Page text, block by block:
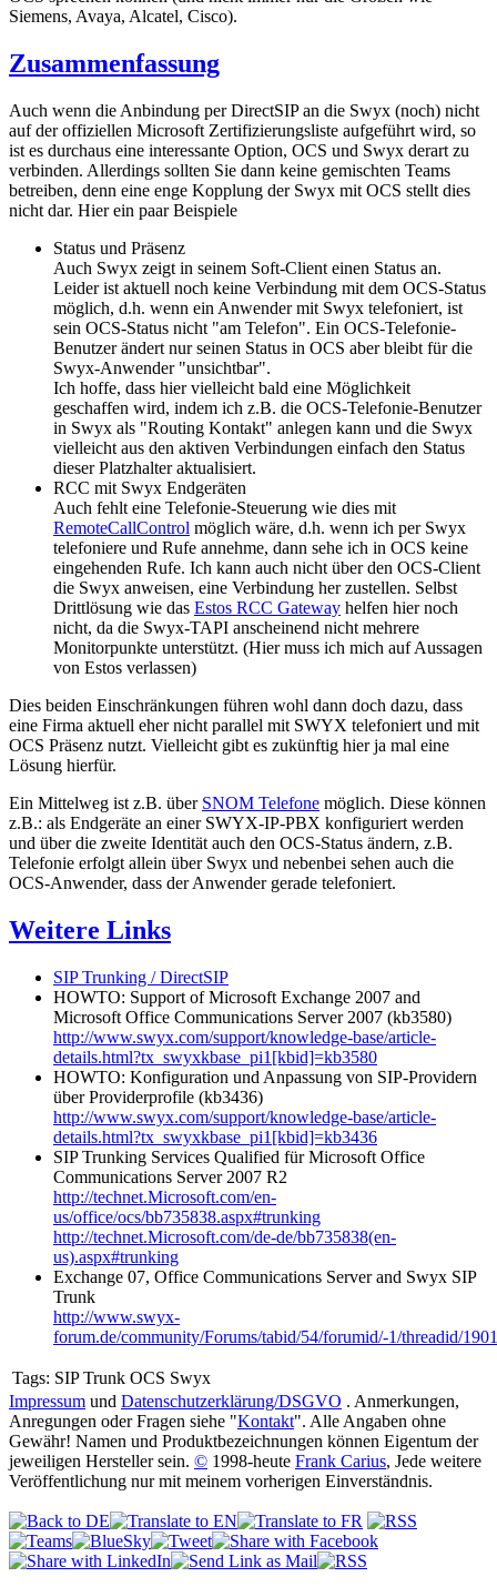
Siemens, Avaya, Alcatel, Cisco).
Zusammenfassung
Auch wenn die Anbindung per DirectSIP an die Swyx (noch) nicht
auf der offiziellen Microsoft Zertifizierungsliste aufgeführt wird, so
ist es durchaus eine interessante Option, OCS und Swyx derart zu
verbinden. Allerdings sollten Sie dann keine gemischten Teams
betreiben, denn eine enge Kopplung der Swyx mit OCS stellt dies
nicht dar. Hier ein paar Beispiele
Status und Präsenz
Auch Swyx zeigt in seinem Soft-Client einen Status an.
Leider ist aktuell noch keine Verbindung mit dem OCS-Status
möglich, d.h. wenn ein Anwender mit Swyx telefoniert, ist
sein OCS-Status nicht "am Telefon". Ein OCS-Telefonie-
Benutzer ändert nur seinen Status in OCS aber bleibt für die
Swyx-Anwender "unsichtbar".
Ich hoffe, dass hier vielleicht bald eine Möglichkeit
geschaffen wird, indem ich z.B. die OCS-Telefonie-Benutzer
in Swyx als "Routing Kontakt" anlegen kann und die Swyx
vielleicht aus den aktiven Verbindungen einfach den Status
dieser Platzhalter aktualisiert.
RCC mit Swyx Endgeräten
Auch fehlt eine Telefonie-Steuerung wie dies mit
RemoteCallControl möglich wäre, d.h. wenn ich per Swyx
telefoniere und Rufe annehme, dann sehe ich in OCS keine
eingehenden Rufe. Ich kann auch nicht über den OCS-Client
die Swyx anweisen, eine Verbindung her zustellen. Selbst
Drittlösung wie das Estos RCC Gateway helfen hier noch
nicht, da die Swyx-TAPI anscheinend nicht mehrere
Monitorpunkte unterstützt. (Hier muss ich mich auf Aussagen
von Estos verlassen)
Dies beiden Einschränkungen führen wohl dann doch dazu, dass
eine Firma aktuell eher nicht parallel mit SWYX telefoniert und mit
OCS Präsenz nutzt. Vielleicht gibt es zukünftig hier ja mal eine
Lösung hierfür.
Ein Mittelweg ist z.B. über SNOM Telefone möglich. Diese können
z.B.: als Endgeräte an einer SWYX-IP-PBX konfiguriert werden
und über die zweite Identität auch den OCS-Status ändern, z.B.
Telefonie erfolgt allein über Swyx und nebenbei sehen auch die
OCS-Anwender, dass der Anwender gerade telefoniert.
Weitere Links
SIP Trunking / DirectSIP
HOWTO: Support of Microsoft Exchange 2007 and
Microsoft Office Communications Server 2007 (kb3580)
http://www.swyx.com/support/knowledge-base/article-
details.html?tx_swyxkbase_pi1[kbid]=kb3580
HOWTO: Konfiguration und Anpassung von SIP-Providern
über Providerprofile (kb3436)
http://www.swyx.com/support/knowledge-base/article-
details.html?tx_swyxkbase_pi1[kbid]=kb3436
SIP Trunking Services Qualified für Microsoft Office
Communications Server 2007 R2
http://technet.Microsoft.com/en-
us/office/ocs/bb735838.aspx#trunking
http://technet.Microsoft.com/de-de/bb735838(en-
us).aspx#trunking
Exchange 07, Office Communications Server and Swyx SIP
Trunk
http://www.swyx-
forum.de/community/Forums/tabid/54/forumid/-1/threadid/
Tags: SIP Trunk OCS Swyx
Impressum und Datenschutzerklärung/DSGVO . Anmerkungen,
Anregungen oder Fragen siehe "Kontakt". Alle Angaben ohne
Gewähr! Namen und Produktbezeichnungen können Eigentum der
jeweiligen Hersteller sein. © 1998-heute Frank Carius, Jede weitere
Veröffentlichung nur mit meinem vorherigen Einverständnis.